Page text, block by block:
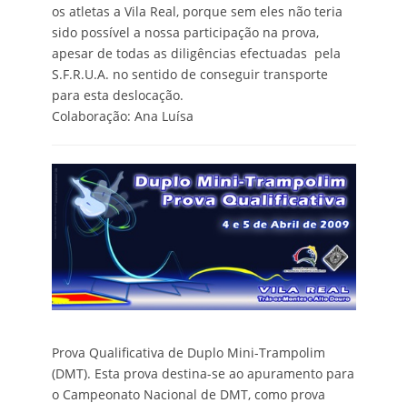
os atletas a Vila Real, porque sem eles não teria
sido possível a nossa participação na prova,
apesar de todas as diligências efectuadas pela
S.F.R.U.A. no sentido de conseguir transporte
para esta deslocação.
Colaboração: Ana Luísa
Prova Qualificativa de Duplo Mini-Trampolim
(DMT). Esta prova destina-se ao apuramento para
o Campeonato Nacional de DMT, como prova